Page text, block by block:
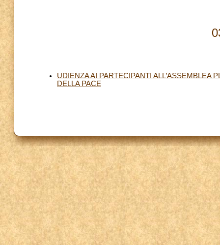
UDIENZA AI PARTECIPANTI ALL’ASSEMBLEA
DELLA PACE